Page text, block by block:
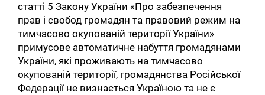
статті 5 Закону України «Про забезпечення
прав і свобод громадян та правовий режим на
тимчасово окупованій території України»
примусове автоматичне набуття громадянами
України, які проживають на тимчасово
окупованій території, громадянства Російської
Федерації не визнається Україною та не є